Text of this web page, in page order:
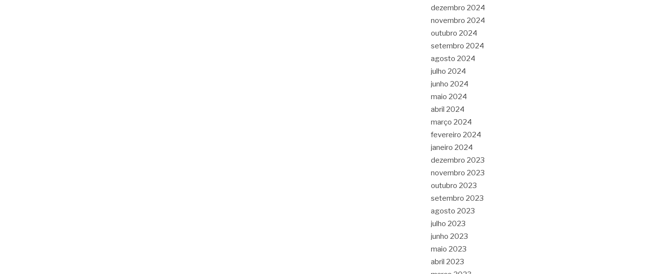
dezembro 2024
novembro 2024
outubro 2024
setembro 2024
agosto 2024
julho 2024
junho 2024
maio 2024
abril 2024
março 2024
fevereiro 2024
janeiro 2024
dezembro 2023
novembro 2023
outubro 2023
setembro 2023
agosto 2023
julho 2023
junho 2023
maio 2023
abril 2023